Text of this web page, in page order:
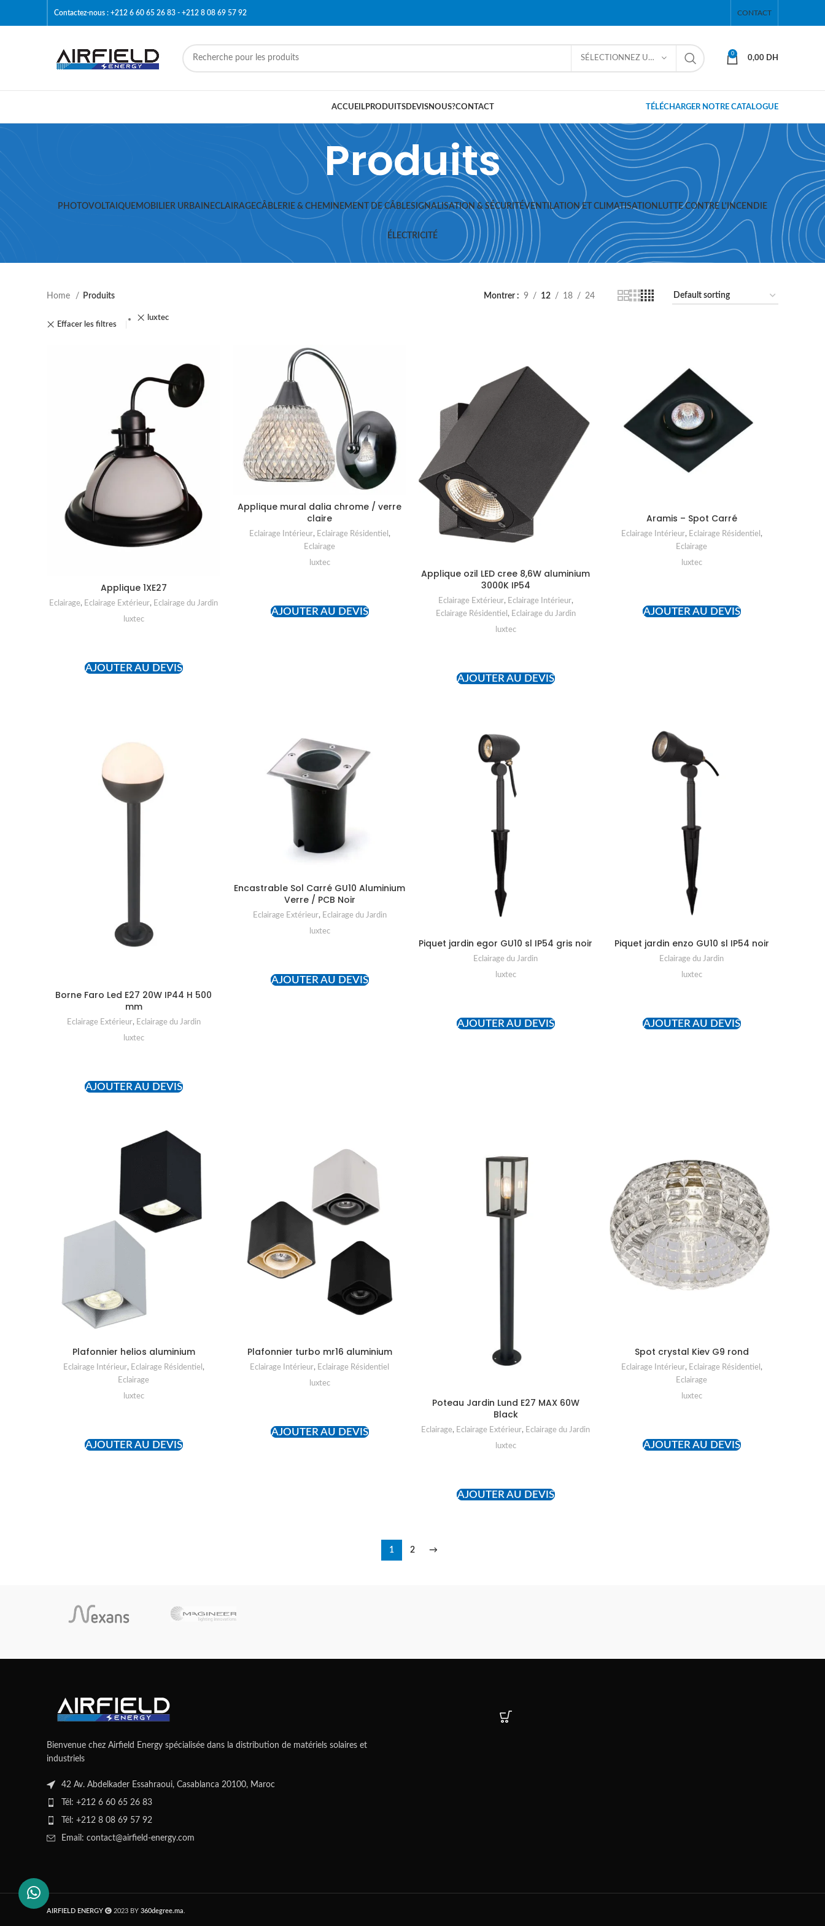
Contactez-nous : +212 6 60 65 26 83 - +212 8 08 69 57 92 CONTACT
SÉLECTIONNEZ UNE CATÉGORIE
0
0,00 DH
ACCUEILPRODUITSDEVISNOUS?CONTACT TÉLÉCHARGER NOTRE CATALOGUE
Produits
PHOTOVOLTAIQUEMOBILIER URBAIN ECLAIRAGECÂBLERIE & CHEMINEMENT DE CÂBLESIGNALISATION & SÉCURITÉVENTILATION ET CLIMATISATION LUTTE CONTRE L'INCENDIE
ÉLECTRICITÉ
Home Produits Montrer 9 12 18 24
Effacer les filtres
luxtec
Applique 1XE27
Eclairage, Eclairage Extérieur, Eclairage du Jardin
luxtec
AJOUTER AU DEVIS
Applique mural dalia chrome / verre
claire
Eclairage Intérieur, Eclairage Résidentiel ,
Eclairage
luxtec
AJOUTER AU DEVIS
Applique ozil LED cree 8,6W aluminium
3000K IP54
Eclairage Extérieur, Eclairage Intérieur,
Eclairage Résidentiel , Eclairage du Jardin
luxtec
AJOUTER AU DEVIS
Aramis – Spot Carré
Eclairage Intérieur, Eclairage Résidentiel ,
Eclairage
luxtec
AJOUTER AU DEVIS
Borne Faro Led E27 20W IP44 H 500
mm
Eclairage Extérieur, Eclairage du Jardin
luxtec
AJOUTER AU DEVIS
Encastrable Sol Carré GU10 Aluminium
Verre / PCB Noir
Eclairage Extérieur, Eclairage du Jardin
luxtec
AJOUTER AU DEVIS
Piquet jardin egor GU10 sl IP54 gris noir
Eclairage du Jardin
luxtec
AJOUTER AU DEVIS
Piquet jardin enzo GU10 sl IP54 noir
Eclairage du Jardin
luxtec
AJOUTER AU DEVIS
Plafonnier helios aluminium
Eclairage Intérieur, Eclairage Résidentiel ,
Eclairage
luxtec
AJOUTER AU DEVIS
Plafonnier turbo mr16 aluminium
Eclairage Intérieur, Eclairage Résidentiel
luxtec
AJOUTER AU DEVIS
Poteau Jardin Lund E27 MAX 60W
Black
Eclairage, Eclairage Extérieur, Eclairage du Jardin
luxtec
AJOUTER AU DEVIS
Spot crystal Kiev G9 rond
Eclairage Intérieur, Eclairage Résidentiel ,
Eclairage
luxtec
AJOUTER AU DEVIS
1 2 →
Bienvenue chez Airfield Energy spécialisée dans la distribution de matériels solaires et
industriels
42 Av. Abdelkader Essahraoui, Casablanca 20100, Maroc
Tél: +212 6 60 65 26 83
Tél: +212 8 08 69 57 92
Email: contact@airfield-energy.com
AIRFIELD ENERGY 2023 BY 360degree.ma.